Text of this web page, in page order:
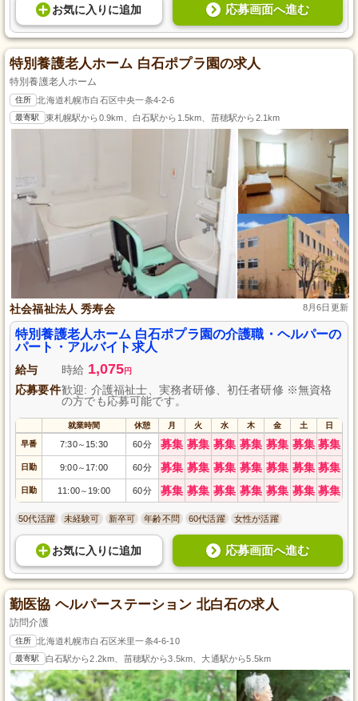
お気に入り に追加 応募画面へ進む
特別養護老人ホーム 白石ポプラ園の求人
特別養護老人ホーム
住所 北海道札幌市白石区中央一条4-2-6
最寄駅 東札幌駅から0.9km、白石駅から1.5km、苗穂駅から2.1km
社会福祉法人 秀寿会 8月6日更新
特別養護老人ホーム 白石ポプラ園の介護職・ヘルパーの
パート・アルバイト求人
給与 時給 1,075円
応募要件歓迎: 介護福祉士、実務者研修、初任者研修 ※無資格
の方でも応募可能です。
就業時間 休憩 月 火 水 木 金 土 日
早番 7:30～ 15:30 60分 募集 募集 募集 募集 募集 募集 募集
日勤 9:00～ 17:00 60分 募集 募集 募集 募集 募集 募集 募集
日勤 11:00～ 19:00 60分 募集 募集 募集 募集 募集 募集 募集
50代活躍 未経験可 新卒可 年齢不問 60代活躍 女性が活躍
お気に入り に追加 応募画面へ進む
勤医協 ヘルパーステーション 北白石の求人
訪問介護
住所 北海道札幌市白石区米里一条4-6-10
最寄駅 白石駅から2.2km、苗穂駅から3.5km、大通駅から5.5km